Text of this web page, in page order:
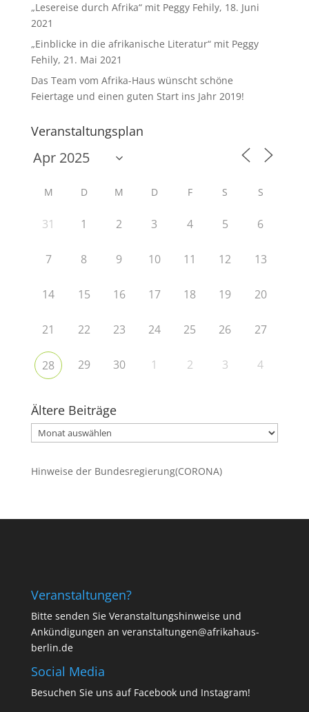
„Lesereise durch Afrika“ mit Peggy Fehily, 18. Juni
2021
„Einblicke in die afrikanische Literatur“ mit Peggy
Fehily, 21. Mai 2021
Das Team vom Afrika-Haus wünscht schöne
Feiertage und einen guten Start ins Jahr 2019!
Veranstaltungsplan
M D M D F S S
31 1 2 3 4 5 6
7 8 9 10 11 12 13
14 15 16 17 18 19 20
21 22 23 24 25 26 27
28 29 30 1 2 3 4
Ältere Beiträge
Ältere
Beiträge
Hinweise der Bundesregierung(CORONA)
Veranstaltungen?
Bitte senden Sie Veranstaltungshinweise und
Ankündigungen an veranstaltungen@afrikahaus-
berlin.de
Social Media
Besuchen Sie uns auf Facebookund Instagram!